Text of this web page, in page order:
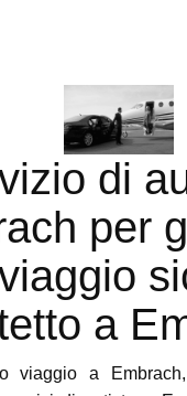
di
per
a
viaggio a